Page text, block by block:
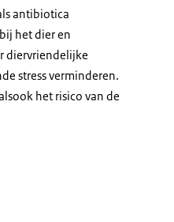
antibiotica
het dier en
diervriendelijke
stress verminderen.
het risico van de